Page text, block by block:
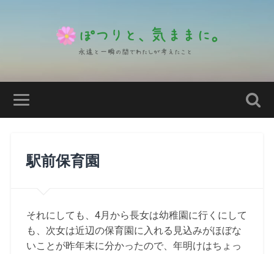
駅前保育園
それにしても、4月から長女は幼稚園に行くにして
も、次女は近辺の保育園に入れる見込みがほぼな
いことが昨年末に分かったので、年明けはちょっ